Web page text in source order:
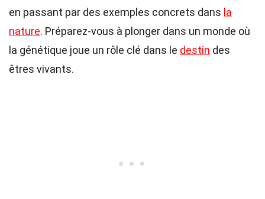
en passant par des exemples concrets dans la
nature. Préparez-vous à plonger dans un monde où
la génétique joue un rôle clé dans le destin des
êtres vivants.